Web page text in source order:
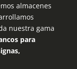
almacenes
nuestra gama
para